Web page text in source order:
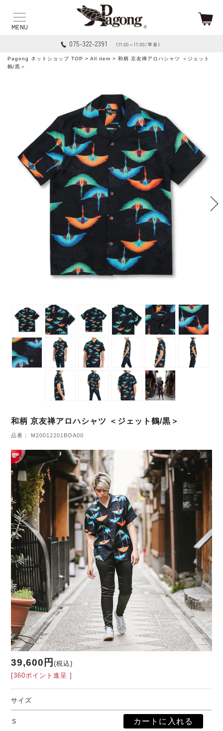
075-322-2391 （11:00～17:00/平日）
Pagong ネットショップ TOP > All item > 和柄 京友禅アロハシャツ ＜ジェット
鶴/黒＞
和柄 京友禅アロハシャツ ＜ジェット鶴/黒＞
品番： M20012201BOA00
39,600円(税込)
[360ポイント進呈 ]
サイズ
S